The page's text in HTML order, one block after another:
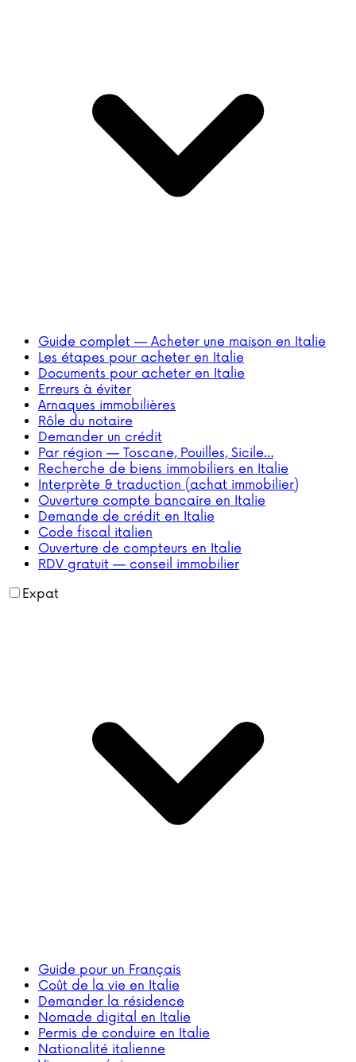
Guide complet — Acheter une maison en Italie
Les étapes pour acheter en Italie
Documents pour acheter en Italie
Erreurs à éviter
Arnaques immobilières
Rôle du notaire
Demander un crédit
Par région — Toscane, Pouilles, Sicile…
Recherche de biens immobiliers en Italie
Interprète & traduction (achat immobilier)
Ouverture compte bancaire en Italie
Demande de crédit en Italie
Code fiscal italien
Ouverture de compteurs en Italie
RDV gratuit — conseil immobilier
Expat
Guide pour un Français
Coût de la vie en Italie
Demander la résidence
Nomade digital en Italie
Permis de conduire en Italie
Nationalité italienne